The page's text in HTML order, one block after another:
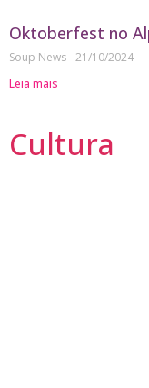
Oktoberfest no
Soup News 21/10/2024
Leia mais
Cultura